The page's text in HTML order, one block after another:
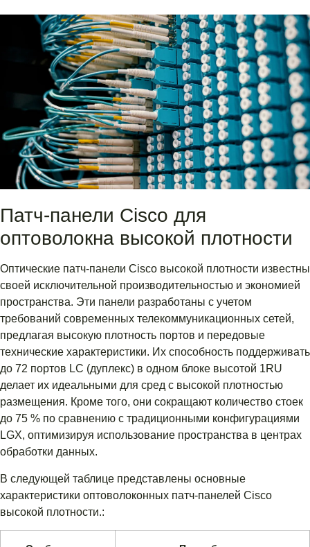
Патч-панели Cisco для
оптоволокна высокой плотности
Оптические патч-панели Cisco высокой плотности известны
своей исключительной производительностью и экономией
пространства. Эти панели разработаны с учетом
требований современных телекоммуникационных сетей,
предлагая высокую плотность портов и передовые
технические характеристики. Их способность поддерживать
до 72 портов LC (дуплекс) в одном блоке высотой 1RU
делает их идеальными для сред с высокой плотностью
размещения. Кроме того, они сокращают количество стоек
до 75 % по сравнению с традиционными конфигурациями
LGX, оптимизируя использование пространства в центрах
обработки данных.
В следующей таблице представлены основные
характеристики оптоволоконных патч-панелей Cisco
высокой плотности.: